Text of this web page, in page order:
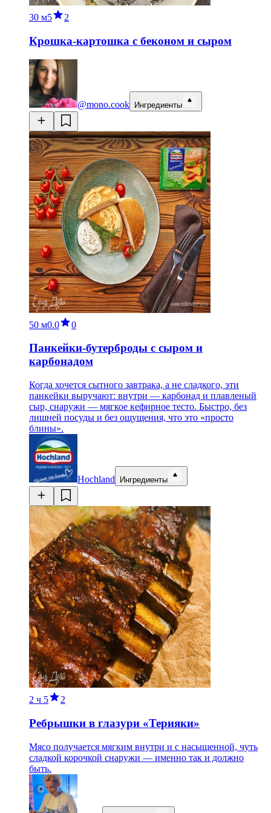
30 м5 2
Крошка-картошка с беконом и сыром
@mono.cook Ингредиенты
50 м0.0 0
Панкейки-бутерброды с сыром и
карбонадом
Когда хочется сытного завтрака, а не сладкого, эти
панкейки выручают: внутри — карбонад и плавленый
сыр, снаружи — мягкое кефирное тесто. Быстро, без
лишней посуды и без ощущения, что это «просто
блины».
Hochland Ингредиенты
2 ч 5 2
Ребрышки в глазури «Терияки»
Мясо получается мягким внутри и с насыщенной, чуть
сладкой корочкой снаружи — именно так и должно
быть.